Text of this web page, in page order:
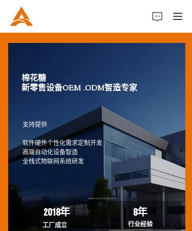
棉花糖
新零售设备OEM .ODM智造专家
支持提供
软件硬件个性化需求定制开发
高端自动化设备智造
全栈式物联网系统研发
2018年
工厂成立
8年
行业经验
Product